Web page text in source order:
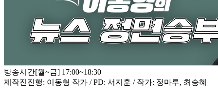
방송시간[월~금] 17:00~18:30
제작진진행: 이동형 작가 / PD: 서지훈 / 작가: 정마루, 최승혜